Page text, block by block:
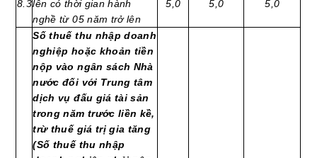
8.3lên có thời gian hành
nghề từ 05 năm trở lên
5,0 5,0 5,0
Số thuế thu nhập doanh
nghiệp hoặc khoản tiền
nộp vào ngân sách Nhà
nước đối với Trung tâm
dịch vụ đấu giá tài sản
trong năm trước liền kề,
trừ thuế giá trị gia tăng
(Số thuế thu nhập